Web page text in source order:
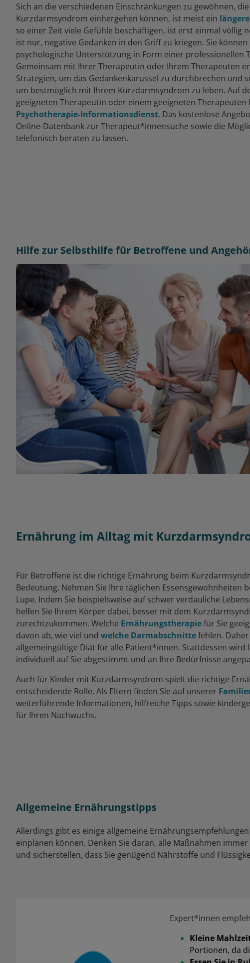
Sich an die verschiedenen Einschränkungen zu gewöhnen,
Kurzdarmsyndrom einhergehen können, ist meist ein
so einer Zeit viele Gefühle beschäftigen, ist erst einmal völlig
ist nur, negative Gedanken in den Griff zu kriegen. Sie
psychologische Unterstützung in Form einer professionellen
Gemeinsam mit Ihrer Therapeutin oder Ihrem Therapeuten
Strategien, um das Gedankenkarussel zu durchbrechen und
um bestmöglich mit Ihrem Kurzdarmsyndrom zu leben. Auf
geeigneten Therapeutin oder einem geeigneten Therapeuten
Psychotherapie-Informationsdienst. Das kostenlose
Online-Datenbank zur Therapeut*innensuche sowie die
telefonisch beraten zu lassen.
Hilfe zur Selbsthilfe für Betroffene und
Ernährung im Alltag mit
Für Betroffene ist die richtige Ernährung beim
Bedeutung. Nehmen Sie Ihre täglichen Essensgewohnheiten
Lupe. Indem Sie beispielsweise auf schwer verdauliche
helfen Sie Ihrem Körper dabei, besser mit dem
zurechtzukommen. Welche Ernährungstherapiefür Sie
davon ab, wie viel und welche Darmabschnittefehlen.
allgemeingültige Diät für alle Patient*innen. Stattdessen wird
individuell auf Sie abgestimmt und an Ihre Bedürfnisse
Auch für Kinder mit Kurzdarmsyndrom spielt die richtige
entscheidende Rolle. Als Eltern finden Sie auf unserer
weiterführende Informationen, hilfreiche Tipps sowie
für Ihren Nachwuchs.
Allgemeine Ernährungstipps
Allerdings gibt es einige allgemeine
einplanen können. Denken Sie daran, alle Maßnahmen
und sicherstellen, dass Sie genügend Nährstoffe und
Expert*innen
Kleine
Portionen, da